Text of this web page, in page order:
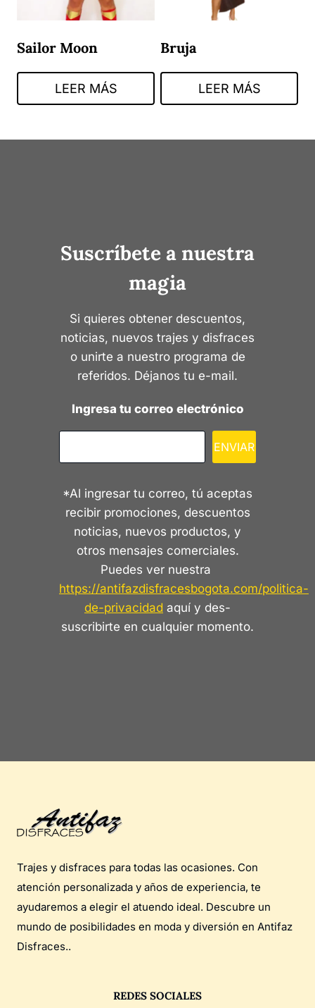
Sailor Moon
LEER MÁS
Bruja
LEER MÁS
Suscríbete a nuestra
magia
Si quieres obtener descuentos,
noticias, nuevos trajes y disfraces
o unirte a nuestro programa de
referidos. Déjanos tu e-mail.
Ingresa tu correo electrónico
ENVIAR
*Al ingresar tu correo, tú aceptas
recibir promociones, descuentos
noticias, nuevos productos, y
otros mensajes comerciales.
Puedes ver nuestra
https://antifazdisfracesbogota.com/politica-
de-privacidad aquí y des-
suscribirte en cualquier momento.
Trajes y disfraces para todas las ocasiones. Con
atención personalizada y años de experiencia, te
ayudaremos a elegir el atuendo ideal. Descubre un
mundo de posibilidades en moda y diversión en Antifaz
Disfraces..
REDES SOCIALES